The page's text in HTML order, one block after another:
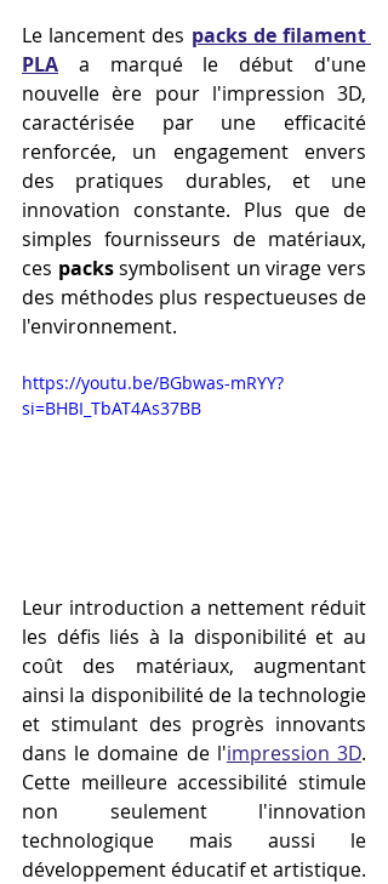
Le lancement des packs de filament
PLA a marqué le début d'une
nouvelle ère pour l'impression 3D,
caractérisée par une efficacité
renforcée, un engagement envers
des pratiques durables, et une
innovation constante. Plus que de
simples fournisseurs de matériaux,
ces packs symbolisent un virage vers
des méthodes plus respectueuses de
l'environnement.
https://youtu.be/BGbwas-mRYY?
si=BHBI_TbAT4As37BB
Leur introduction a nettement réduit
les défis liés à la disponibilité et au
coût des matériaux, augmentant
ainsi la disponibilité de la technologie
et stimulant des progrès innovants
dans le domaine de l'impression 3D.
Cette meilleure accessibilité stimule
non seulement l'innovation
technologique mais aussi le
développement éducatif et artistique.